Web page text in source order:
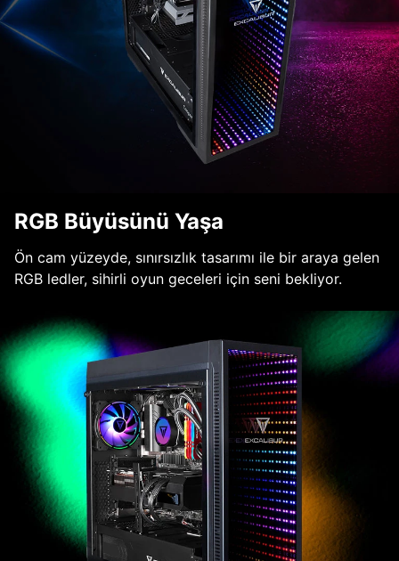
RGB Büyüsünü Yaşa
Ön cam yüzeyde, sınırsızlık tasarımı ile bir araya gelen
RGB ledler, sihirli oyun geceleri için seni bekliyor.